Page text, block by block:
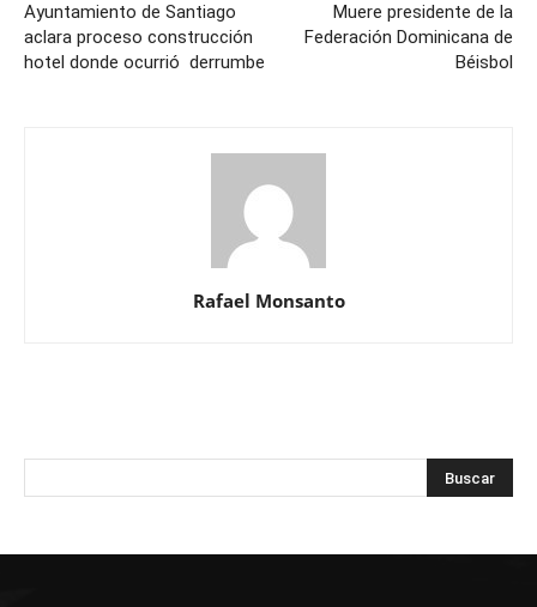
Ayuntamiento de Santiago
aclara proceso construcción
hotel donde ocurrió derrumbe
Muere presidente de la
Federación Dominicana de
Béisbol
Rafael Monsanto